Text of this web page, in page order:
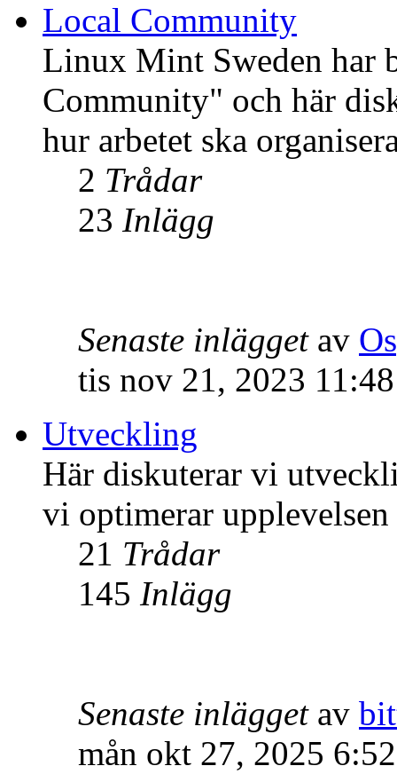
Local Community
Linux Mint Sweden
Community" och här
hur arbetet ska
2 Trådar
23 Inlägg
Senaste inläggetav
tis nov 21, 2023
Utveckling
Här diskuterar vi
vi optimerar
21 Trådar
145 Inlägg
Senaste inläggetav
mån okt 27, 2025